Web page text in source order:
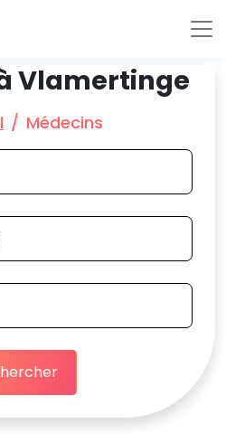
Vlamertinge
Médecins